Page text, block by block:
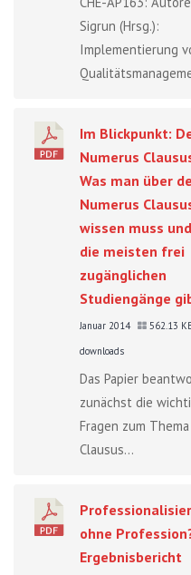
Sigrun (Hrsg.):
Implementierung
Im Blickpunkt:
Numerus
Was man über
Numerus
wissen muss
die meisten frei
zugänglichen
Studiengänge
Januar 2014
562.13
downloads
Das Papier
zunächst die
Fragen zum
Clausus...
ohne
Ergebnisbericht